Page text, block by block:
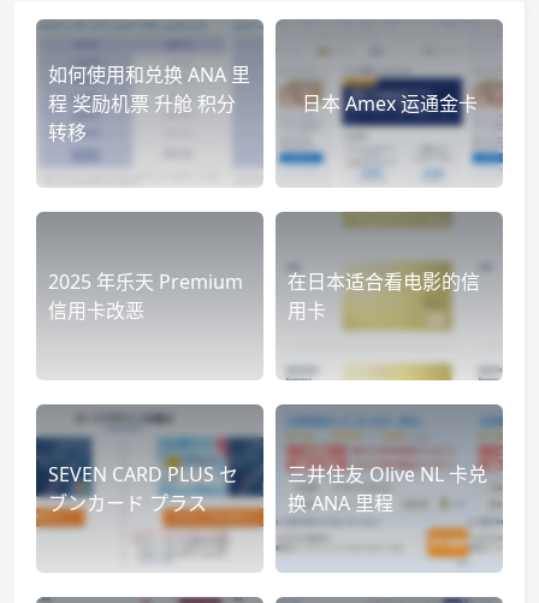
如何使用和兑换 ANA 里
程 奖励机票 升舱 积分
转移
日本 Amex 运通金卡
2025 年乐天 Premium
信用卡改恶
在日本适合看电影的信
用卡
SEVEN CARD PLUS セ
ブンカード プラス
三井住友 Olive NL 卡兑
换 ANA 里程